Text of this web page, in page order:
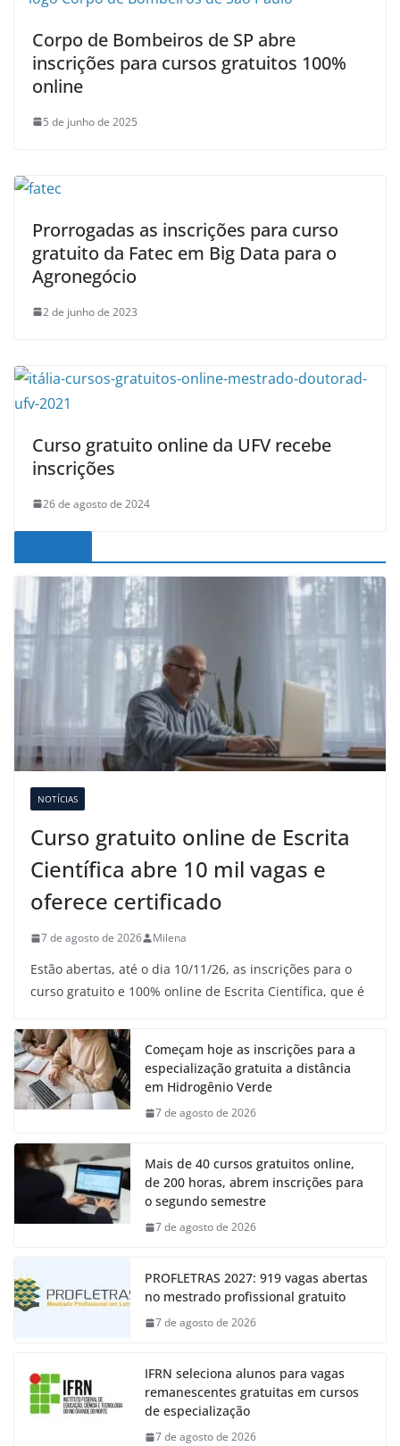
Corpo de Bombeiros de SP abre
inscrições para cursos gratuitos 100%
online
5 de junho de 2025
Prorrogadas as inscrições para curso
gratuito da Fatec em Big Data para o
Agronegócio
2 de junho de 2023
Curso gratuito online da UFV recebe
inscrições
26 de agosto de 2024
NOTÍCIAS
Curso gratuito online de Escrita
Científica abre 10 mil vagas e
oferece certificado
7 de agosto de 2026 Milena
Estão abertas, até o dia 10/11/26, as inscrições para o
curso gratuito e 100% online de Escrita Científica, que é
Começam hoje as inscrições para a
especialização gratuita a distância
em Hidrogênio Verde
7 de agosto de 2026
Mais de 40 cursos gratuitos online,
de 200 horas, abrem inscrições para
o segundo semestre
7 de agosto de 2026
PROFLETRAS 2027: 919 vagas abertas
no mestrado profissional gratuito
7 de agosto de 2026
IFRN seleciona alunos para vagas
remanescentes gratuitas em cursos
de especialização
7 de agosto de 2026